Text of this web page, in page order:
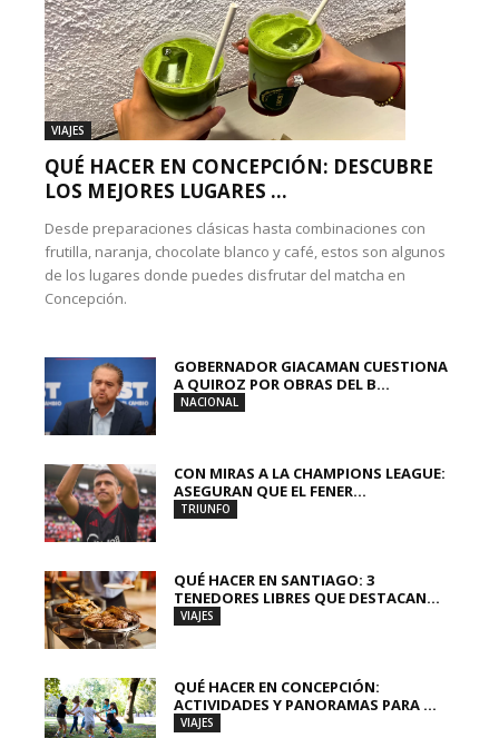
VIAJES
QUÉ HACER EN CONCEPCIÓN: DESCUBRE
LOS MEJORES LUGARES ...
Desde preparaciones clásicas hasta combinaciones con
frutilla, naranja, chocolate blanco y café, estos son algunos
de los lugares donde puedes disfrutar del matcha en
Concepción.
GOBERNADOR GIACAMAN CUESTIONA
A QUIROZ POR OBRAS DEL B...
NACIONAL
CON MIRAS A LA CHAMPIONS LEAGUE:
ASEGURAN QUE EL FENER...
TRIUNFO
QUÉ HACER EN SANTIAGO: 3
TENEDORES LIBRES QUE DESTACAN...
VIAJES
QUÉ HACER EN CONCEPCIÓN:
ACTIVIDADES Y PANORAMAS PARA ...
VIAJES